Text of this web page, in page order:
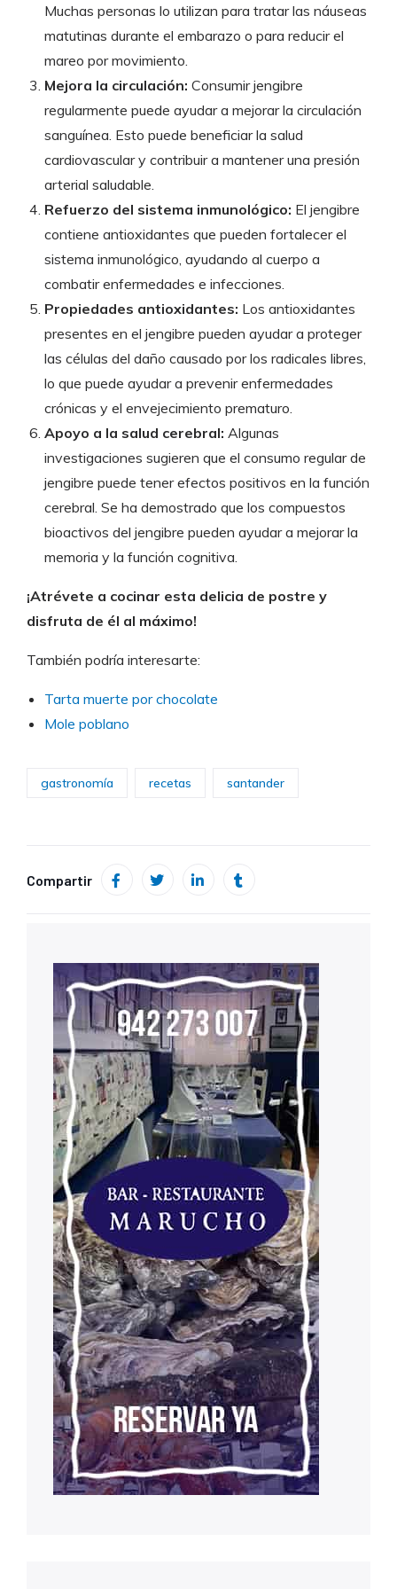
Muchas personas lo utilizan para tratar las náuseas
matutinas durante el embarazo o para reducir el
mareo por movimiento.
Mejora la circulación: Consumir jengibre
regularmente puede ayudar a mejorar la circulación
sanguínea. Esto puede beneficiar la salud
cardiovascular y contribuir a mantener una presión
arterial saludable.
Refuerzo del sistema inmunológico: El jengibre
contiene antioxidantes que pueden fortalecer el
sistema inmunológico, ayudando al cuerpo a
combatir enfermedades e infecciones.
Propiedades antioxidantes: Los antioxidantes
presentes en el jengibre pueden ayudar a proteger
las células del daño causado por los radicales libres,
lo que puede ayudar a prevenir enfermedades
crónicas y el envejecimiento prematuro.
Apoyo a la salud cerebral: Algunas
investigaciones sugieren que el consumo regular de
jengibre puede tener efectos positivos en la función
cerebral. Se ha demostrado que los compuestos
bioactivos del jengibre pueden ayudar a mejorar la
memoria y la función cognitiva.
¡Atrévete a cocinar esta delicia de postre y
disfruta de él al máximo!
También podría interesarte:
Tarta muerte por chocolate
Mole poblano
gastronomía recetas santander
Compartir